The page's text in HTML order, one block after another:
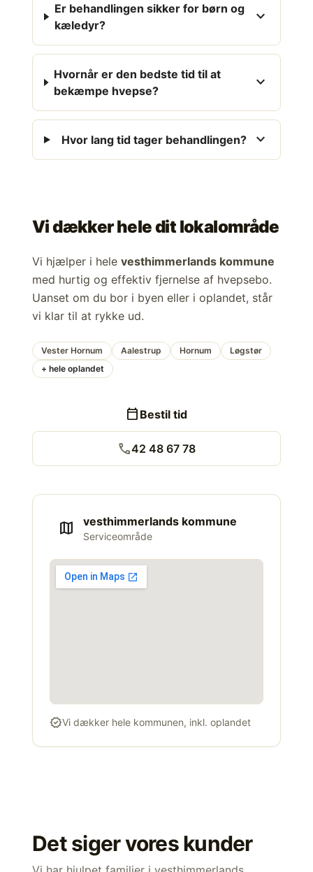
Er behandlingen sikker for børn og
kæledyr?
expand_more
Hvornår er den bedste tid til at
bekæmpe hvepse?
expand_more
Hvor lang tid tager behandlingen? expand_more
Vi dækker hele dit lokalområde
Vi hjælper i hele vesthimmerlands kommune
med hurtig og effektiv fjernelse af hvepsebo.
Uanset om du bor i byen eller i oplandet, står
vi klar til at rykke ud.
Vester Hornum Aalestrup Hornum
Løgstør
+ hele oplandet
calendar_today Bestil tid
call42 48 67 78
map vesthimmerlands kommune
Serviceområde
verifiedVi dækker hele kommunen, inkl. oplandet
Det siger vores kunder